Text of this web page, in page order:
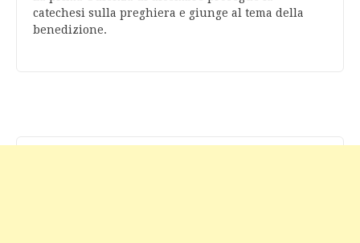
catechesi sulla preghiera e giunge al tema della
benedizione.